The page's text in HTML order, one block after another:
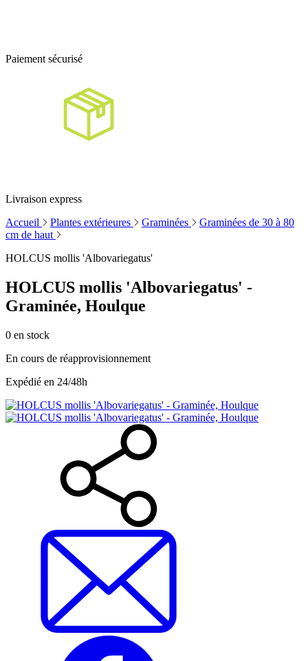
Paiement sécurisé
Livraison express
Accueil
Plantes extérieures Graminées
Graminées de 30 à 80
cm de haut
HOLCUS mollis 'Albovariegatus'
HOLCUS mollis 'Albovariegatus' -
Graminée, Houlque
0 en stock
En cours de réapprovisionnement
Expédié en 24/48h